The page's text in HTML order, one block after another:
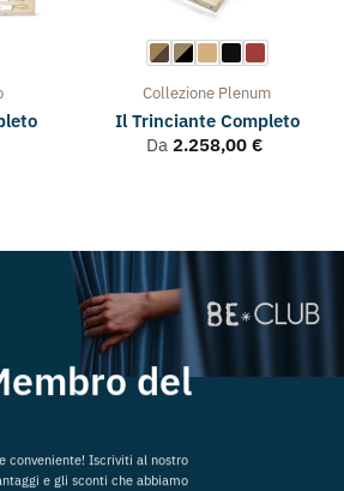
Collezione Plenum
Il Trinciante Completo
Da 2.258,00 €
del
conveniente! Iscriviti al nostro
e gli sconti che abbiamo